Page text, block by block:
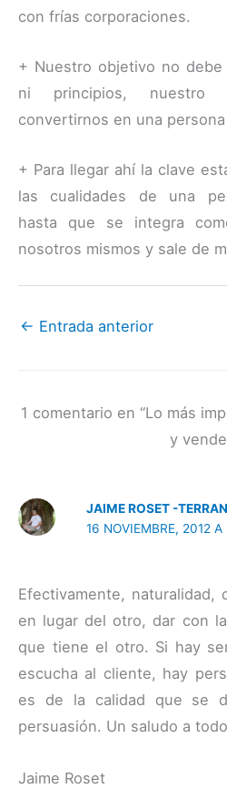
con frías corporaciones.
+ Nuestro objetivo no debe
ni principios, nuestro
convertirnos en una
+ Para llegar ahí la clave
las cualidades de una
hasta que se integra
nosotros mismos y sale de
← Entrada anterior
1 comentario en “Lo más
y
JAIME ROSET -
16 NOVIEMBRE, 2012
Efectivamente, naturalidad,
en lugar del otro, dar con
que tiene el otro. Si hay
escucha al cliente, hay
es de la calidad que se
persuasión. Un saludo a
Jaime Roset